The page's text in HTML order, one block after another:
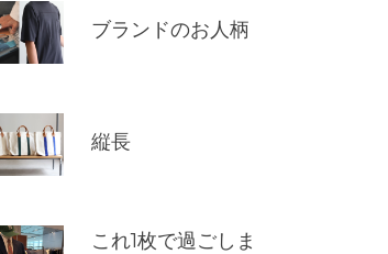
ブランドのお人柄
縦長
これ1枚で過ごしま